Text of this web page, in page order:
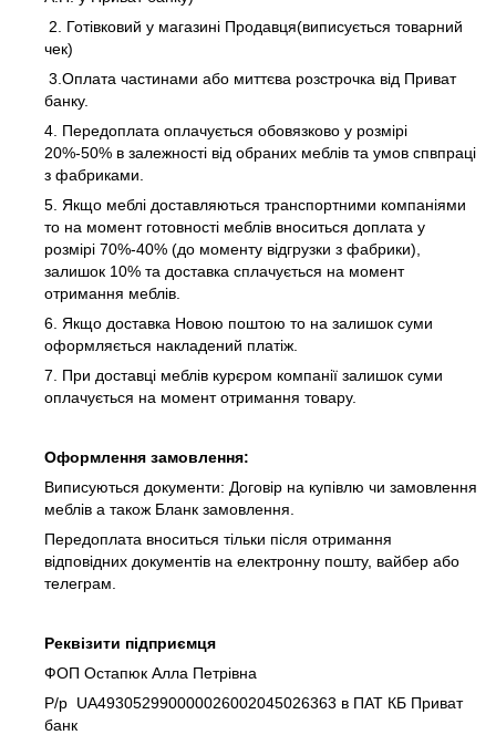
2. Готівковий у магазині Продавця(виписується товарний
чек)
3.Оплата частинами або миттєва розстрочка від Приват
банку.
4. Передоплата оплачується обовязково у розмірі
20%-50% в залежності від обраних меблів та умов спвпраці
з фабриками.
5. Якщо меблі доставляються транспортними компаніями
то на момент готовності меблів вноситься доплата у
розмірі 70%-40% (до моменту відгрузки з фабрики),
залишок 10% та доставка сплачується на момент
отримання меблів.
6. Якщо доставка Новою поштою то на залишок суми
оформляється накладений платіж.
7. При доставці меблів курєром компанії залишок суми
оплачується на момент отримання товару.
Оформлення замовлення:
Виписуються документи: Договір на купівлю чи замовлення
меблів а також Бланк замовлення.
Передоплата вноситься тільки після отримання
відповідних документів на електронну пошту, вайбер або
телеграм.
Реквізити підприємця
ФОП Остапюк Алла Петрівна
Р/р UA493052990000026002045026363 в ПАТ КБ Приват
банк